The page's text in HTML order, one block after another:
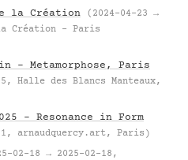
la Création
(2024-04-23 →
Création – Paris
– Metamorphose, Paris
Halle des Blancs Manteaux,
– Resonance in Form
arnaudquercy.art, Paris)
02-18 → 2025-02-18,